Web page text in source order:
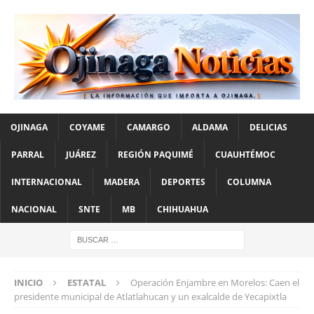
OJINAGA COYAME CAMARGO ALDAMA DELICIAS
PARRAL JUÁREZ REGIÓN PAQUIMÉ CUAUHTÉMOC
INTERNACIONAL MADERA DEPORTES COLUMNA
NACIONAL SNTE MB CHIHUAHUA
INICIO ESTATAL
Operación Enjambre en Morelos: Caen el
presidente municipal de Atlatlahucan y un exalcalde de Yecapixtla